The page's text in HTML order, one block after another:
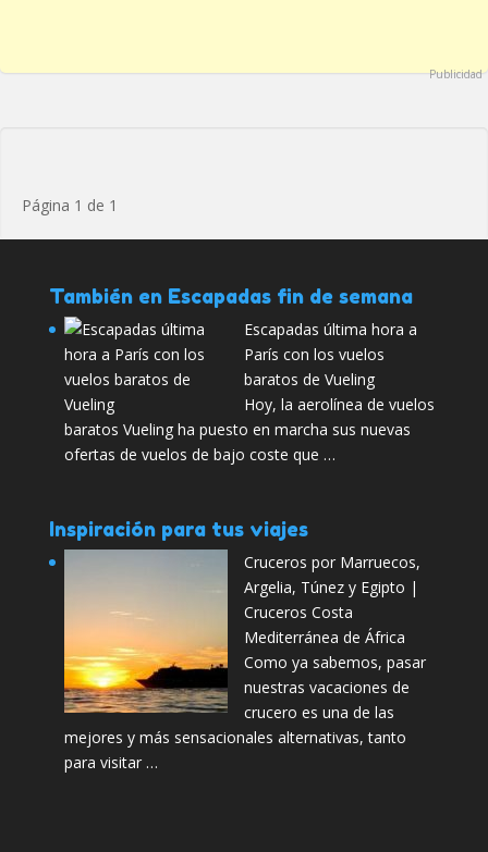
Publicidad
Página 1 de 1
También en Escapadas fin de semana
Escapadas última hora a
París con los vuelos
baratos de Vueling
Hoy, la aerolínea de vuelos
baratos Vueling ha puesto en marcha sus nuevas
ofertas de vuelos de bajo coste que …
Inspiración para tus viajes
Cruceros por Marruecos,
Argelia, Túnez y Egipto |
Cruceros Costa
Mediterránea de África
Como ya sabemos, pasar
nuestras vacaciones de
crucero es una de las
mejores y más sensacionales alternativas, tanto
para visitar …